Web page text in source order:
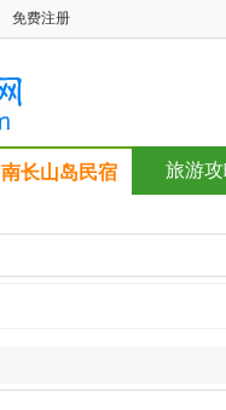
免费注册
南长山岛民宿 旅游